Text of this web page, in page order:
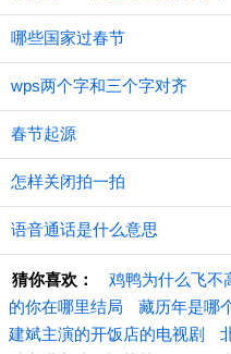
哪些国家过春节
wps两个字和三个字对齐
春节起源
怎样关闭拍一拍
语音通话是什么意思
猜你喜欢： 鸡鸭为什么飞不
的你在哪里结局
藏历年是哪
建斌主演的开饭店的电视剧